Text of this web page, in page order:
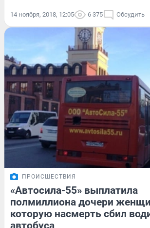
14 ноября, 2018, 12:05 6 375 Обсудить
ПРОИСШЕСТВИЯ
«Автосила-55» выплатила
полмиллиона дочери
которую насмерть сбил
автобуса